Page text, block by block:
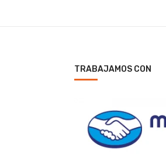
TRABAJAMOS CON